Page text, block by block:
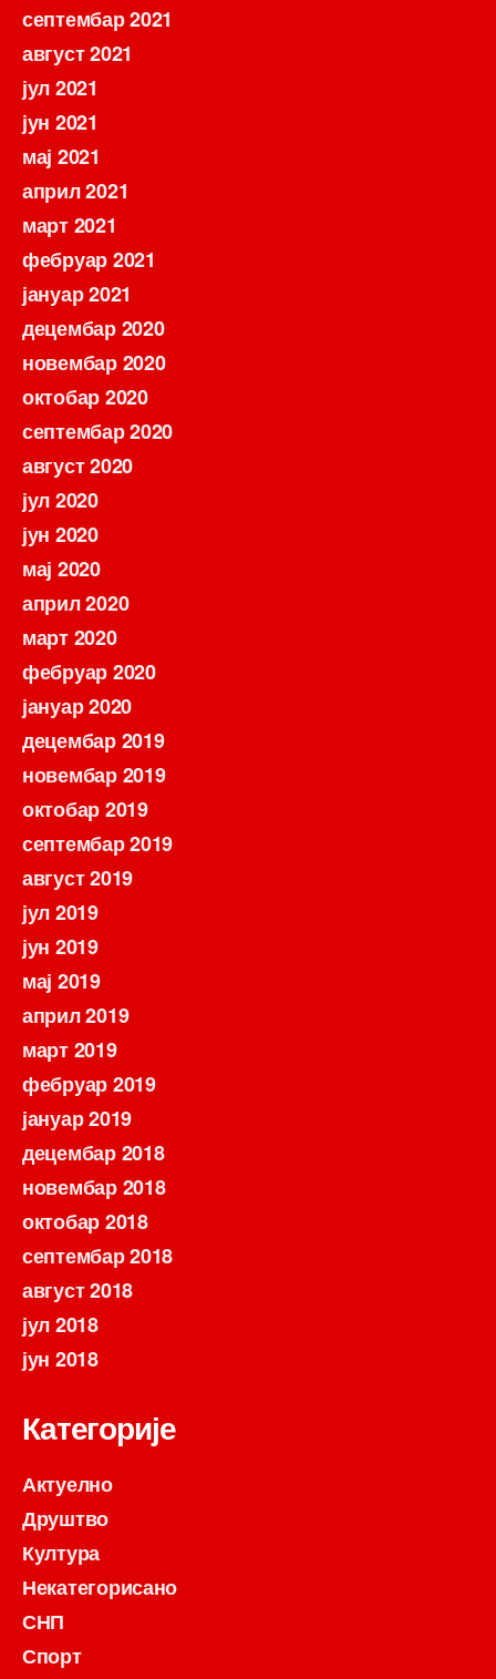
септембар 2021
август 2021
јул 2021
јун 2021
мај 2021
април 2021
март 2021
фебруар 2021
јануар 2021
децембар 2020
новембар 2020
октобар 2020
септембар 2020
август 2020
јул 2020
јун 2020
мај 2020
април 2020
март 2020
фебруар 2020
јануар 2020
децембар 2019
новембар 2019
октобар 2019
септембар 2019
август 2019
јул 2019
јун 2019
мај 2019
април 2019
март 2019
фебруар 2019
јануар 2019
децембар 2018
новембар 2018
октобар 2018
септембар 2018
август 2018
јул 2018
јун 2018
Категорије
Актуелно
Друштво
Култура
Некатегорисано
СНП
Спорт